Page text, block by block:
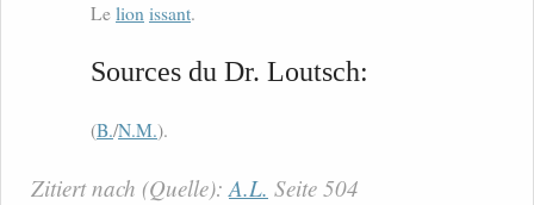
Le lion issant.
Sources du Dr. Loutsch:
(B./N.M.).
Zitiert nach (Quelle):A.L. Seite 504